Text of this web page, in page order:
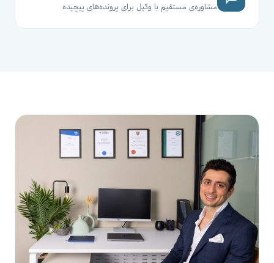
مشاوره‌ی مستقیم با وکیل برای پرونده‌های پیچیده